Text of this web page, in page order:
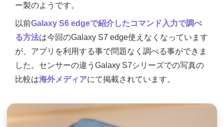
ー製のようです。
以前Galaxy S6 edgeで紹介したコマンド入力で調べ
る方法は今回のGalaxy S7 edge使えなくなっています
が、アプリを利用する事で問題なく調べる事ができま
した。センサーの違うGalaxy S7シリーズでの写真の
比較は海外メディアにて掲載されています。